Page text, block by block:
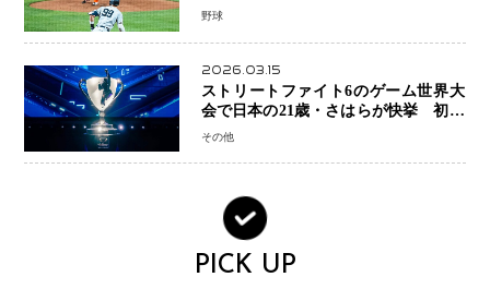
で降板
野球
2026.03.15
ストリートファイト6のゲーム世界大
会で日本の21歳・さはらが快挙 初出
場で世界一、賞金100万ドル（約1億
その他
PICK UP